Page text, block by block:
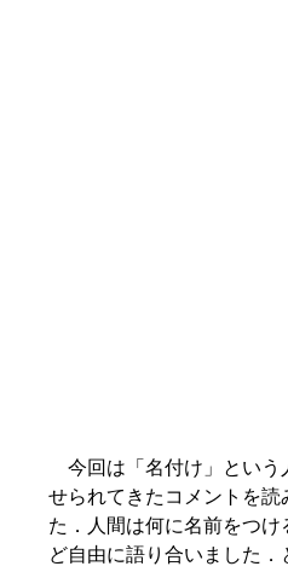
今回は「名付け」という
せられてきたコメントを
た．人間は何に名前をつ
ど自由に語り合いました．